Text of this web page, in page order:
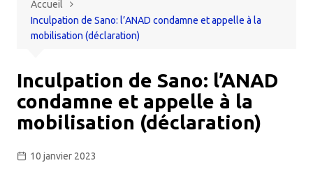
Accueil
Inculpation de Sano: l’ANAD condamne et appelle à la
mobilisation (déclaration)
Inculpation de Sano: l’ANAD
condamne et appelle à la
mobilisation (déclaration)
10 janvier 2023